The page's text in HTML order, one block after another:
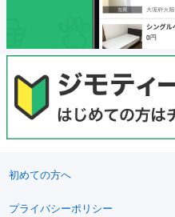
初めての方へ
プライバシーポリシー